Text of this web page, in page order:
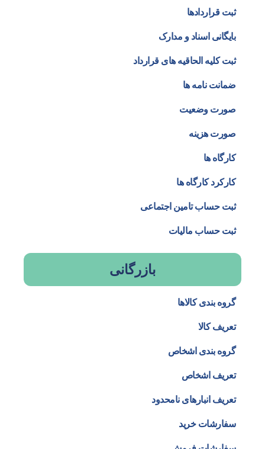
ثبت قراردادها
بایگانی اسناد و مدارک
ثبت کلیه الحاقیه های قرارداد
ضمانت نامه ها
صورت وضعیت
صورت هزینه
کارگاه ها
کارکرد کارگاه ها
ثبت حساب تامین اجتماعی
ثبت حساب مالیات
بازرگانی
گروه بندی کالاها
تعریف کالا
گروه بندی اشخاص
تعریف اشخاص
تعریف انبارهای نامحدود
سفارشات خرید